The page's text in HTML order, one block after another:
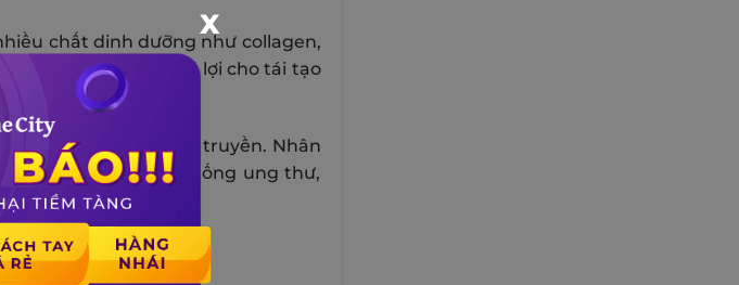
chất dinh dưỡng như collagen,
Những chất này có lợi cho tái tạo
dịch và sinh lực.
dược trong y học cổ truyền. Nhân
chống oxy hóa, chống ung thư,
X